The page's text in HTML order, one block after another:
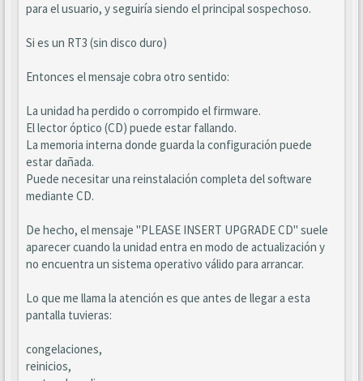
para el usuario, y seguiría siendo el principal sospechoso.
Si es un RT3 (sin disco duro)
Entonces el mensaje cobra otro sentido:
La unidad ha perdido o corrompido el firmware.
El lector óptico (CD) puede estar fallando.
La memoria interna donde guarda la configuración puede
estar dañada.
Puede necesitar una reinstalación completa del software
mediante CD.
De hecho, el mensaje "PLEASE INSERT UPGRADE CD" suele
aparecer cuando la unidad entra en modo de actualización y
no encuentra un sistema operativo válido para arrancar.
Lo que me llama la atención es que antes de llegar a esta
pantalla tuvieras:
congelaciones,
reinicios,